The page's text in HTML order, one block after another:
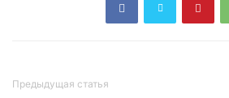
Предыдущая статья